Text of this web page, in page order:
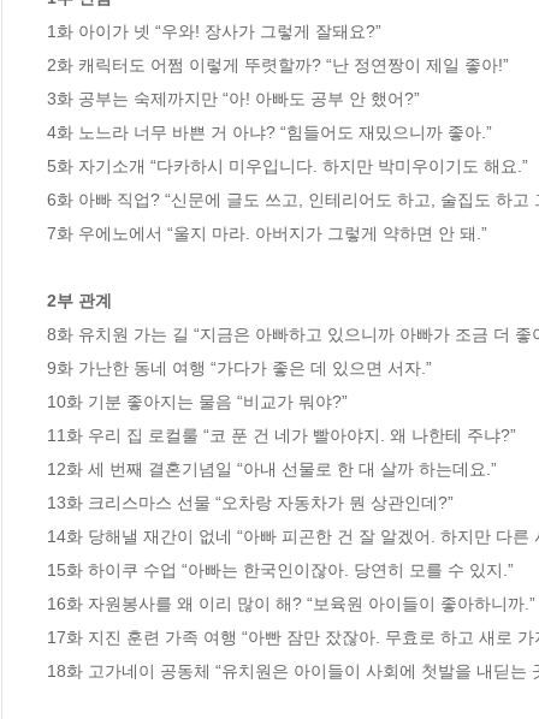
1화 아이가 넷 “우와! 장사가 그렇게 잘돼요?”
2화 캐릭터도 어쩜 이렇게 뚜렷할까? “난 정연짱이 제일 좋아!”
3화 공부는 숙제까지만 “아! 아빠도 공부 안 했어?”
4화 노느라 너무 바쁜 거 아냐? “힘들어도 재밌으니까 좋아.”
5화 자기소개 “다카하시 미우입니다. 하지만 박미우이기도 해요.”
6화 아빠 직업? “신문에 글도 쓰고, 인테리어도 하고, 술집도 하고
7화 우에노에서 “울지 마라. 아버지가 그렇게 약하면 안 돼.”
2부 관계
8화 유치원 가는 길 “지금은 아빠하고 있으니까 아빠가 조금 더 좋
9화 가난한 동네 여행 “가다가 좋은 데 있으면 서자.”
10화 기분 좋아지는 물음 “비교가 뭐야?”
11화 우리 집 로컬룰 “코 푼 건 네가 빨아야지. 왜 나한테 주냐?”
12화 세 번째 결혼기념일 “아내 선물로 한 대 살까 하는데요.”
13화 크리스마스 선물 “오차랑 자동차가 뭔 상관인데?”
14화 당해낼 재간이 없네 “아빠 피곤한 건 잘 알겠어. 하지만 다른
15화 하이쿠 수업 “아빠는 한국인이잖아. 당연히 모를 수 있지.”
16화 자원봉사를 왜 이리 많이 해? “보육원 아이들이 좋아하니까.”
17화 지진 훈련 가족 여행 “아빤 잠만 잤잖아. 무효로 하고 새로 가
18화 고가네이 공동체 “유치원은 아이들이 사회에 첫발을 내딛는